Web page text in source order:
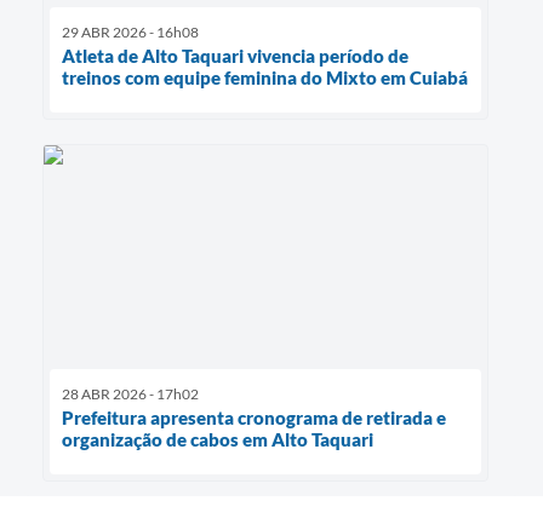
29 ABR 2026 - 16h08
Atleta de Alto Taquari vivencia período de
treinos com equipe feminina do Mixto em Cuiabá
28 ABR 2026 - 17h02
Prefeitura apresenta cronograma de retirada e
organização de cabos em Alto Taquari